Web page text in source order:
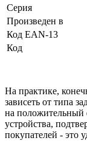
Серия
Произведен в
Код EAN-13
Код
На практике,
зависеть от типа
на положительный
устройства,
покупателей - это